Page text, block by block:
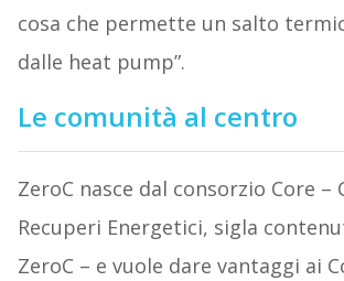
cosa che permette un salto
dalle heat pump”.
Le comunità al centro
ZeroC nasce dal consorzio Core –
Recuperi Energetici, sigla
ZeroC – e vuole dare vantaggi ai